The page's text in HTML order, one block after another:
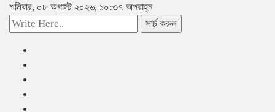
শনিবার, ০৮ অগাস্ট ২০২৬, ১০:৩৭ অপরাহ্ন
সার্চ করুন